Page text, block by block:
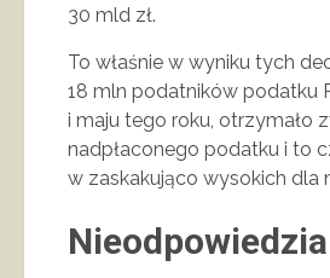
30 mld zł.
To właśnie w wyniku tych
18 mln podatników podatku
i maju tego roku, otrzymało
nadpłaconego podatku i to
w zaskakująco wysokich dla